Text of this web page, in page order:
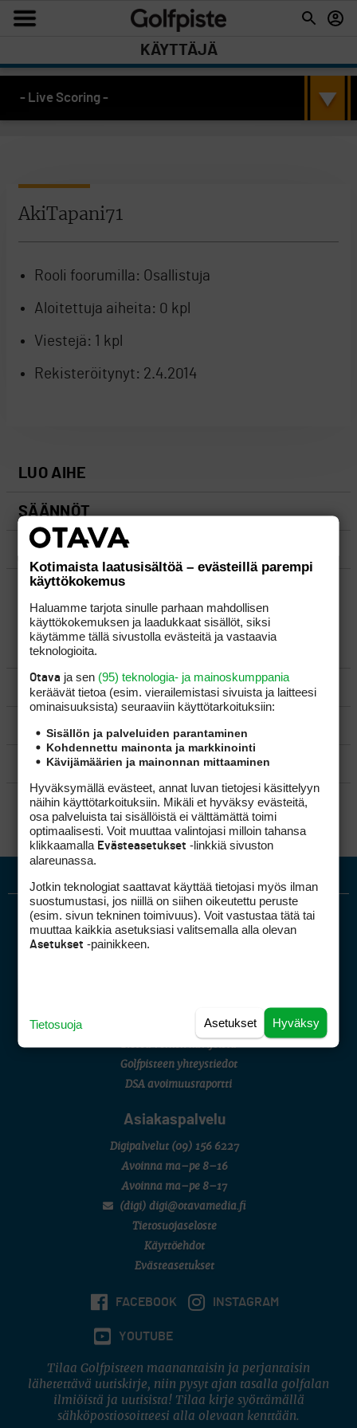
KÄYTTÄJÄ
- Live Scoring -
AkiTapani71
Rooli foorumilla: Osallistuja
Aloitettuja aiheita: 0 kpl
Viestejä: 1 kpl
Rekisteröitynyt: 2.4.2014
LUO AIHE
SÄÄNNÖT
OHJEET
UUSIMMAT VIESTIKETJUT
YLEISTÄ
VÄLINEET
MATKAILU
KILPAGOLF & HARJOITTELU
SÄÄNNÖT
Mediahinnasto
Golfpisteen yhteystiedot
DSA avoimuusraportti
Asiakaspalvelu
Digipalvelut (09) 156 6227
Avoinna ma–pe 8–16
Avoinna ma–pe 8–17
(digi) digi@otavamedia.fi
Tietosuojaseloste
Käyttöehdot
Evästeasetukset
FACEBOOK INSTAGRAM
YOUTUBE
Tilaa Golfpisteen maanantaisin ja perjantaisin
lähetettävä uutiskirje, niin pysyt ajan tasalla golfalan
ilmiöistä ja uutisista! Tilaa kirje syöttämällä
sähköpostiosoitteesi alla olevaan kenttään.
Kotimaista laatusisältöä – evästeillä parempi
käyttökokemus
Haluamme tarjota sinulle parhaan mahdollisen
käyttökokemuksen ja laadukkaat sisällöt, siksi
käytämme tällä sivustolla evästeitä ja vastaavia
teknologioita.
Otava ja sen (95) teknologia- ja mainoskumppania
keräävät tietoa (esim. vierailemis­tasi sivuista ja laitteesi
ominaisuuk­sista) seuraaviin käyttötarkoituksiin:
Sisällön ja palveluiden parantaminen
Kohdennettu mainonta ja markkinointi
Kävijämäärien ja mainonnan mittaaminen
Hyväksymällä evästeet, annat luvan tietojesi käsittelyyn
näihin käyttötarkoituksiin. Mikäli et hyväksy evästeitä,
osa palveluista tai sisällöistä ei välttämättä toimi
optimaalisesti. Voit muuttaa valintojasi milloin tahansa
klikkaamalla Evästeasetukset -linkkiä sivuston
alareunassa.
Jotkin teknologiat saattavat käyttää tietojasi myös ilman
suostumustasi, jos niillä on siihen oikeutettu peruste
(esim. sivun tekninen toimivuus). Voit vastustaa tätä tai
muuttaa kaikkia asetuksiasi valitsemalla alla olevan
Asetukset -painikkeen.
Hyväksy
Asetukset
Tietosuoja